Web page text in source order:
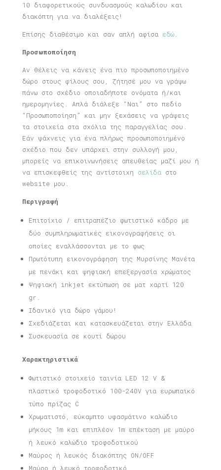
10 διαφορετικούς συνδυασμούς καλωδίου και
διακόπτη για να διαλέξεις!
Επίσης διαθέσιμο και σαν απλή αφίσα εδώ.
Προσωποποίηση
Αν θέλεις να κάνεις ένα πιο προσωποποιημένο
δώρο στους φίλους σου, ζήτησέ μου να γράψω
πάνω στο σχέδιο οποιαδήποτε ονόματα ή/και
ημερομηνίες. Απλά διάλεξε “Ναι” στο πεδίο
“Προσωποποίηση” και μην ξεχάσεις να γράψεις
τα στοιχεία στα σχόλια της παραγγελίας σου.
Εάν ψάχνεις για ένα πλήρως προσωποποιημένο
σχέδιο που δεν υπάρχει στην συλλογή μου,
μπορείς να επικοινωνήσεις απευθείας μαζί μου ή
να επισκεφθείς της αντίστοιχη σελίδαστο
website μου.
Περιγραφή
Επιτοίχιο / επιτραπέζιο φωτιστικό κάδρο με
δύο συμπληρωματικές εικονογραφήσεις οι
οποίες εναλλάσσονται με το φως
Πρωτότυπη εικονογράφηση της Μυρσίνης Μανέτα
με πενάκι και ψηφιακή επεξεργασία χρώματος
Ψηφιακή inkjet εκτύπωση σε ματ χαρτί 120
gr.
Ιδανικό για δώρο γάμου!
Σχεδιάζεται και κατασκευάζεται στην Ελλάδα
Συσκευασία σε κουτί δώρου
Χαρακτηριστικά
Φωτιστικό στοιχείο ταινία LED 12 V &
πλαστικό τροφοδοτικό 100-240V για ευρωπαϊκό
τύπο πρίζας C
Χρωματιστό, εύκαμπτο υφασμάτινο καλώδιο
μήκους 1m και επιπλέον 1m επέκταση με μαύρο
ή λευκό καλώδιο τροφοδοτικού
Μαύρος ή λευκός διακόπτης ON/OFF
Μαύρο ή λευκό τροφοδοτικό